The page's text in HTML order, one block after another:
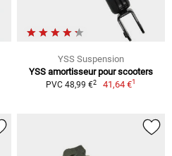
YSS Suspension
YSS amortisseur pour scooters
PVC 48,99 €2 41,64 €1